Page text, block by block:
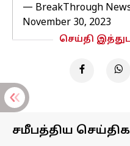
— BreakThrough
November 30, 2023
செய்தி
சமீபத்திய